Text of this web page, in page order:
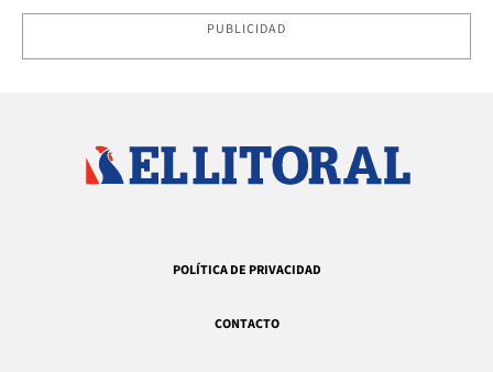
PUBLICIDAD
POLÍTICA DE PRIVACIDAD
CONTACTO